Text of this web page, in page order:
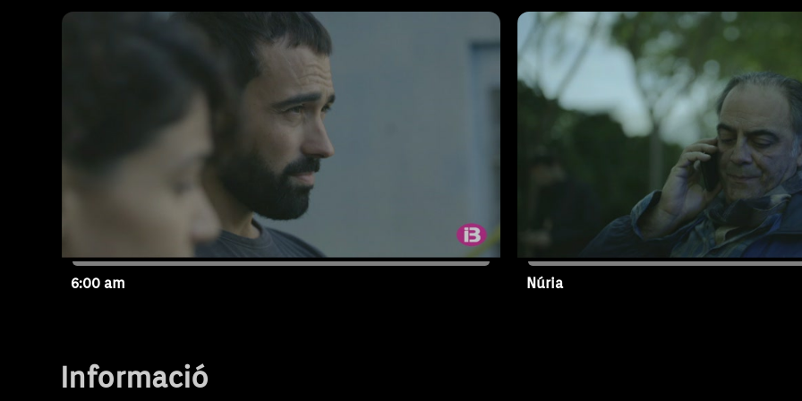
6:00 am
polítiques, filies sexuals i tràfic de drogues.
Paral•lelament n’Aina s’acostarà cada vegada més al
que s’amaga darrera de Canamunt i Canavall.
Núria
Balears?
Informació